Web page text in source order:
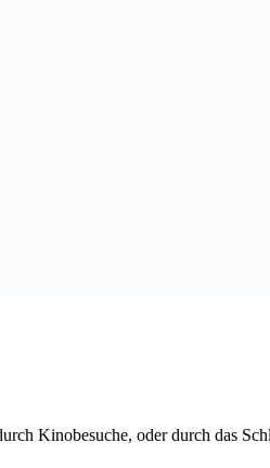
Kinobesuche, oder durch das